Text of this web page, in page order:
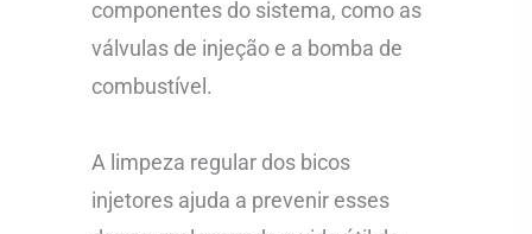
componentes do sistema, como as
válvulas de injeção e a bomba de
combustível.
A limpeza regular dos bicos
injetores ajuda a prevenir esses